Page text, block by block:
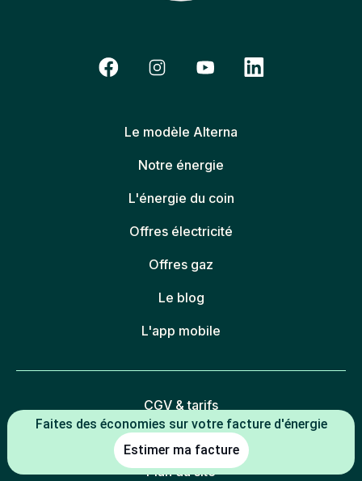
Faites des économies sur votre facture d'énergie
Estimer ma facture
Le modèle Alterna
Notre énergie
L'énergie du coin
Offres électricité
Offres gaz
Le blog
L'app mobile
CGV & tarifs
Fiches descriptives des offres
Plan du site